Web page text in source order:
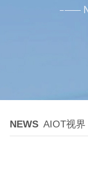
NEWS AIOT视界